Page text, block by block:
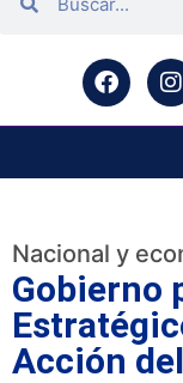
Nacional y
Gobierno
Acción